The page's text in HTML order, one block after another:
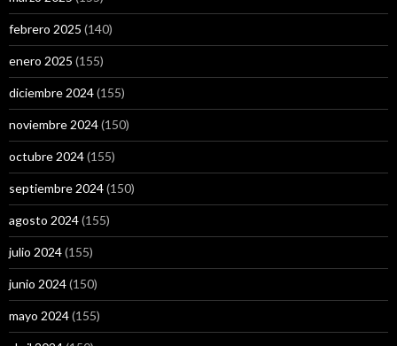
febrero 2025 (140)
enero 2025 (155)
diciembre 2024(155)
noviembre 2024(150)
octubre 2024(155)
septiembre 2024(150)
agosto 2024(155)
julio 2024(155)
junio 2024(150)
mayo 2024(155)